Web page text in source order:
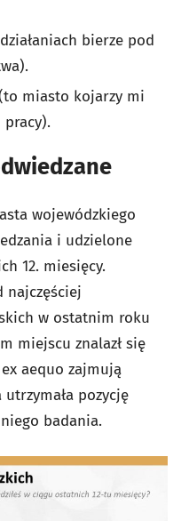
bierze pod
miasto kojarzy mi
wojewódzkiego
i udzielone
12. miesięcy.
najczęściej
w ostatnim roku
miejscu znalazł się
aequo zajmują
utrzymała pozycję
badania.